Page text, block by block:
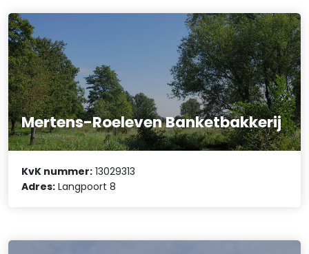
Mertens-Roeleven Banketbakkerij
KvK nummer: 13029313
Adres: Langpoort 8